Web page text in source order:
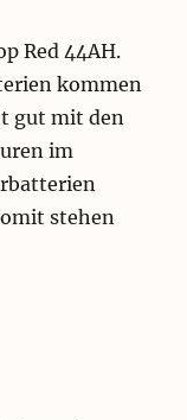
Red 44AH.
kommen
gut mit den
im
stehen